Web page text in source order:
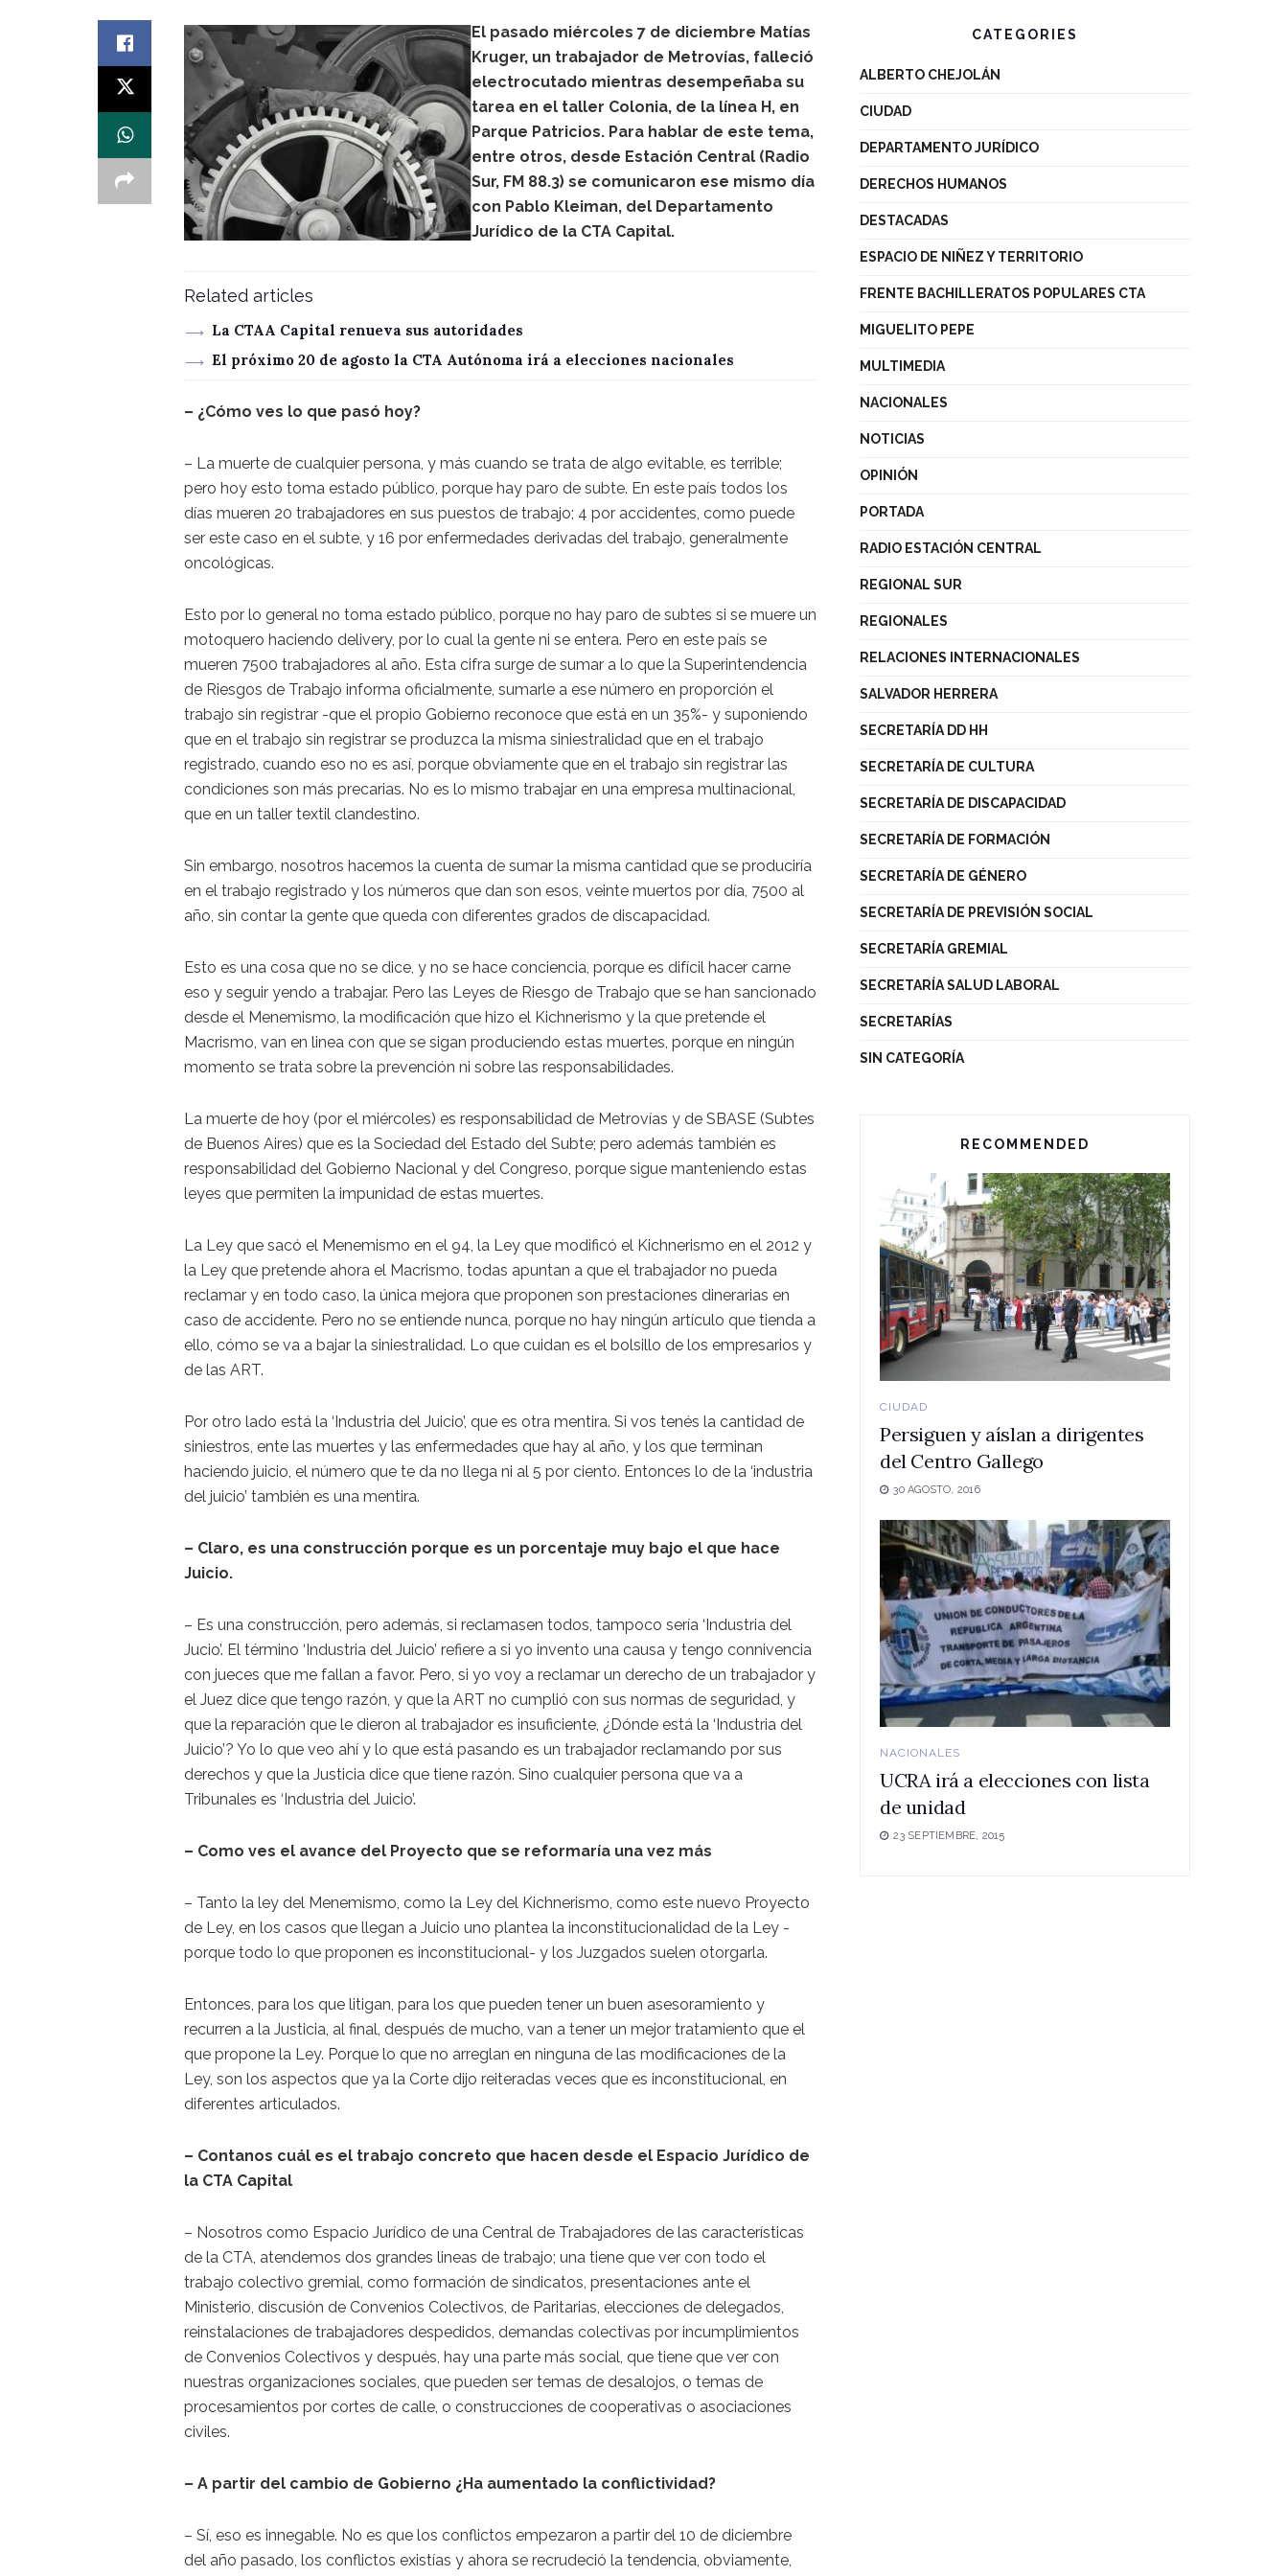
El pasado miércoles 7 de diciembre Matías
Kruger, un trabajador de Metrovías, falleció
electrocutado mientras desempeñaba su
tarea en el taller Colonia, de la línea H, en
Parque Patricios. Para hablar de este tema,
entre otros, desde Estación Central (Radio
Sur, FM 88.3) se comunicaron ese mismo día
con Pablo Kleiman, del Departamento
Jurídico de la CTA Capital.
Related articles
La CTAA Capital renueva sus autoridades
El próximo 20 de agosto la CTA Autónoma irá a elecciones nacionales
– ¿Cómo ves lo que pasó hoy?
– La muerte de cualquier persona, y más cuando se trata de algo evitable, es terrible;
pero hoy esto toma estado público, porque hay paro de subte. En este país todos los
días mueren 20 trabajadores en sus puestos de trabajo; 4 por accidentes, como puede
ser este caso en el subte, y 16 por enfermedades derivadas del trabajo, generalmente
oncológicas.
Esto por lo general no toma estado público, porque no hay paro de subtes si se muere un
motoquero haciendo delivery, por lo cual la gente ni se entera. Pero en este país se
mueren 7500 trabajadores al año. Esta cifra surge de sumar a lo que la Superintendencia
de Riesgos de Trabajo informa oficialmente, sumarle a ese número en proporción el
trabajo sin registrar -que el propio Gobierno reconoce que está en un 35%- y suponiendo
que en el trabajo sin registrar se produzca la misma siniestralidad que en el trabajo
registrado, cuando eso no es así, porque obviamente que en el trabajo sin registrar las
condiciones son más precarias. No es lo mismo trabajar en una empresa multinacional,
que en un taller textil clandestino.
Sin embargo, nosotros hacemos la cuenta de sumar la misma cantidad que se produciría
en el trabajo registrado y los números que dan son esos, veinte muertos por día, 7500 al
año, sin contar la gente que queda con diferentes grados de discapacidad.
Esto es una cosa que no se dice, y no se hace conciencia, porque es difícil hacer carne
eso y seguir yendo a trabajar. Pero las Leyes de Riesgo de Trabajo que se han sancionado
desde el Menemismo, la modificación que hizo el Kichnerismo y la que pretende el
Macrismo, van en linea con que se sigan produciendo estas muertes, porque en ningún
momento se trata sobre la prevención ni sobre las responsabilidades.
La muerte de hoy (por el miércoles) es responsabilidad de Metrovías y de SBASE (Subtes
de Buenos Aires) que es la Sociedad del Estado del Subte; pero además también es
responsabilidad del Gobierno Nacional y del Congreso, porque sigue manteniendo estas
leyes que permiten la impunidad de estas muertes.
La Ley que sacó el Menemismo en el 94, la Ley que modificó el Kichnerismo en el 2012 y
la Ley que pretende ahora el Macrismo, todas apuntan a que el trabajador no pueda
reclamar y en todo caso, la única mejora que proponen son prestaciones dinerarias en
caso de accidente. Pero no se entiende nunca, porque no hay ningún artículo que tienda a
ello, cómo se va a bajar la siniestralidad. Lo que cuidan es el bolsillo de los empresarios y
de las ART.
Por otro lado está la ‘Industria del Juicio’, que es otra mentira. Si vos tenés la cantidad de
siniestros, ente las muertes y las enfermedades que hay al año, y los que terminan
haciendo juicio, el número que te da no llega ni al 5 por ciento. Entonces lo de la ‘industria
del juicio’ también es una mentira.
– Claro, es una construcción porque es un porcentaje muy bajo el que hace
Juicio.
– Es una construcción, pero además, si reclamasen todos, tampoco sería ‘Industria del
Jucio’. El término ‘Industria del Juicio’ refiere a si yo invento una causa y tengo connivencia
con jueces que me fallan a favor. Pero, si yo voy a reclamar un derecho de un trabajador y
el Juez dice que tengo razón, y que la ART no cumplió con sus normas de seguridad, y
que la reparación que le dieron al trabajador es insuficiente, ¿Dónde está la ‘Industria del
Juicio’? Yo lo que veo ahí y lo que está pasando es un trabajador reclamando por sus
derechos y que la Justicia dice que tiene razón. Sino cualquier persona que va a
Tribunales es ‘Industria del Juicio’.
– Como ves el avance del Proyecto que se reformaría una vez más
– Tanto la ley del Menemismo, como la Ley del Kichnerismo, como este nuevo Proyecto
de Ley, en los casos que llegan a Juicio uno plantea la inconstitucionalidad de la Ley -
porque todo lo que proponen es inconstitucional- y los Juzgados suelen otorgarla.
Entonces, para los que litigan, para los que pueden tener un buen asesoramiento y
recurren a la Justicia, al final, después de mucho, van a tener un mejor tratamiento que el
que propone la Ley. Porque lo que no arreglan en ninguna de las modificaciones de la
Ley, son los aspectos que ya la Corte dijo reiteradas veces que es inconstitucional, en
diferentes articulados.
– Contanos cuál es el trabajo concreto que hacen desde el Espacio Jurídico de
la CTA Capital
– Nosotros como Espacio Jurídico de una Central de Trabajadores de las características
de la CTA, atendemos dos grandes lineas de trabajo; una tiene que ver con todo el
trabajo colectivo gremial, como formación de sindicatos, presentaciones ante el
Ministerio, discusión de Convenios Colectivos, de Paritarias, elecciones de delegados,
reinstalaciones de trabajadores despedidos, demandas colectivas por incumplimientos
de Convenios Colectivos y después, hay una parte más social, que tiene que ver con
nuestras organizaciones sociales, que pueden ser temas de desalojos, o temas de
procesamientos por cortes de calle, o construcciones de cooperativas o asociaciones
civiles.
– A partir del cambio de Gobierno ¿Ha aumentado la conflictividad?
– Sí, eso es innegable. No es que los conflictos empezaron a partir del 10 de diciembre
del año pasado, los conflictos existías y ahora se recrudeció la tendencia, obviamente,
CATEGORIES
ALBERTO CHEJOLÁN
CIUDAD
DEPARTAMENTO JURÍDICO
DERECHOS HUMANOS
DESTACADAS
ESPACIO DE NIÑEZ Y TERRITORIO
FRENTE BACHILLERATOS POPULARES CTA
MIGUELITO PEPE
MULTIMEDIA
NACIONALES
NOTICIAS
OPINIÓN
PORTADA
RADIO ESTACIÓN CENTRAL
REGIONAL SUR
REGIONALES
RELACIONES INTERNACIONALES
SALVADOR HERRERA
SECRETARÍA DD HH
SECRETARÍA DE CULTURA
SECRETARÍA DE DISCAPACIDAD
SECRETARÍA DE FORMACIÓN
SECRETARÍA DE GÉNERO
SECRETARÍA DE PREVISIÓN SOCIAL
SECRETARÍA GREMIAL
SECRETARÍA SALUD LABORAL
SECRETARÍAS
SIN CATEGORÍA
RECOMMENDED
CIUDAD
Persiguen y aíslan a dirigentes
del Centro Gallego
30 AGOSTO, 2016
NACIONALES
UCRA irá a elecciones con lista
de unidad
23 SEPTIEMBRE, 2015